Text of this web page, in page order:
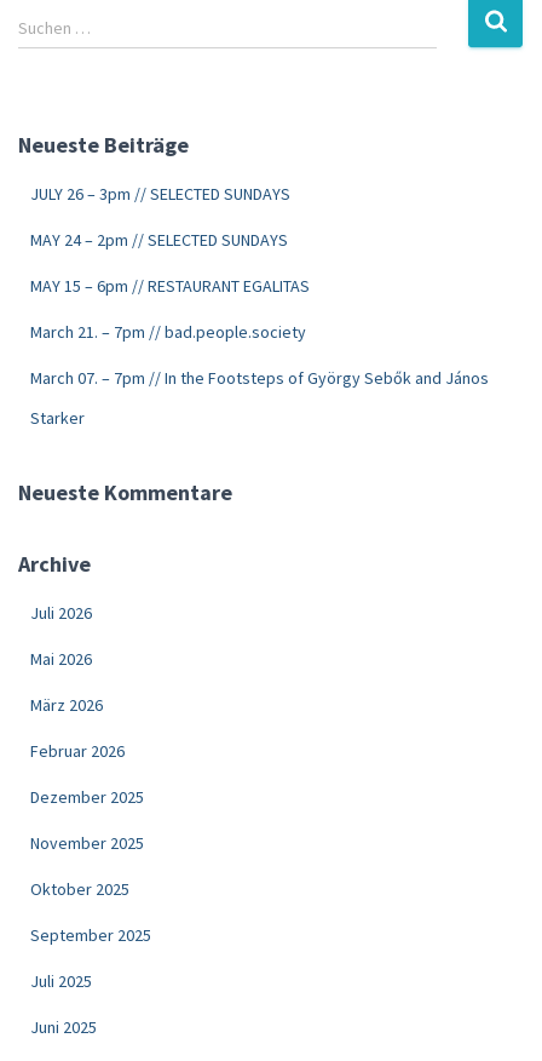
Suchen …
Neueste Beiträge
JULY 26 – 3pm // SELECTED SUNDAYS
MAY 24 – 2pm // SELECTED SUNDAYS
MAY 15 – 6pm // RESTAURANT EGALITAS
March 21. – 7pm // bad.people.society
March 07. – 7pm // In the Footsteps of György Sebők and János
Starker
Neueste Kommentare
Archive
Juli 2026
Mai 2026
März 2026
Februar 2026
Dezember 2025
November 2025
Oktober 2025
September 2025
Juli 2025
Juni 2025